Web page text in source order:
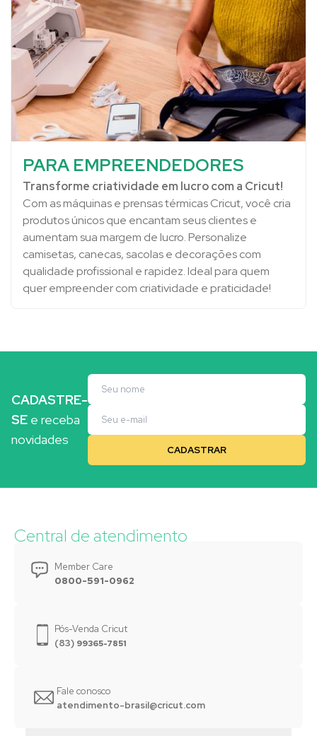
PARA EMPREENDEDORES
Transforme criatividade em lucro com a Cricut!
Com as máquinas e prensas térmicas Cricut, você cria
produtos únicos que encantam seus clientes e
aumentam sua margem de lucro. Personalize
camisetas, canecas, sacolas e decorações com
qualidade profissional e rapidez. Ideal para quem
quer empreender com criatividade e praticidade!
CADASTRE-
SE e receba
novidades
Central de atendimento
Member Care
0800-591-0962
Pós-Venda Cricut
(83) 99365-7851
Fale conosco
atendimento-brasil@cricut.com